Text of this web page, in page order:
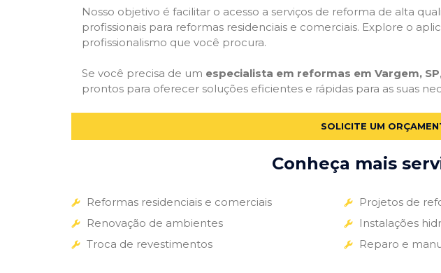
Nosso objetivo é facilitar o acesso a serviços de reforma de alta
profissionais para reformas residenciais e comerciais. Explore o
profissionalismo que você procura.
Se você precisa de um especialista em reformas em Vargem, SP
prontos para oferecer soluções eficientes e rápidas para as suas
SOLICITE UM
Conheça mais
Reformas residenciais e comerciais
Renovação de ambientes
Troca de revestimentos
Projetos de
Instalações
Reparo e